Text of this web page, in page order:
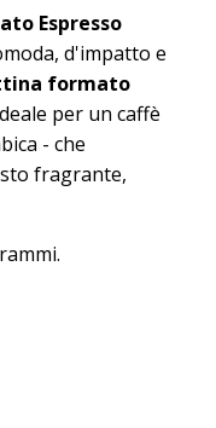
Espresso
d'impatto e
formato
per un caffè
- che
fragrante,